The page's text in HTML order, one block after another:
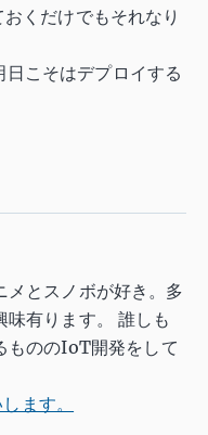
くだけでもそれなり
こそはデプロイする
メとスノボが好き。多
味有ります。 誰しも
もののIoT開発をして
ます。